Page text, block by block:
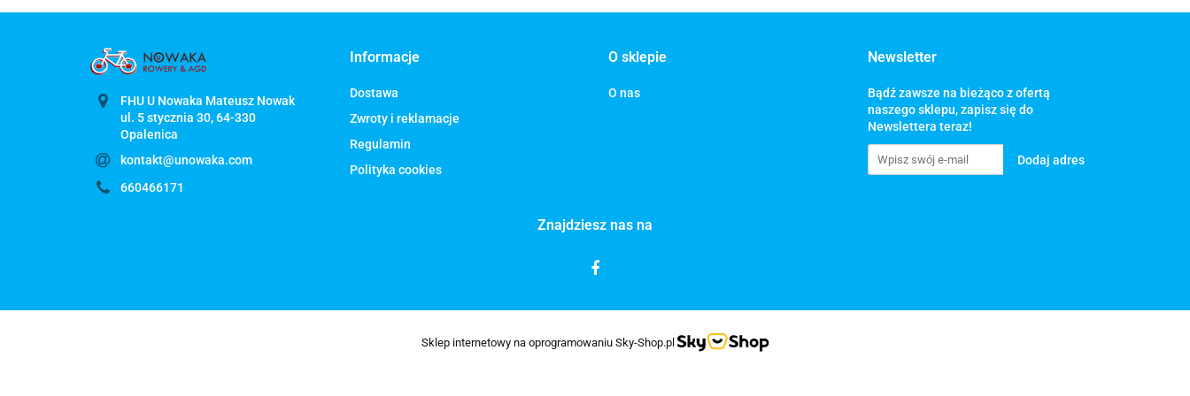
FHU U Nowaka Mateusz Nowak
ul. 5 stycznia 30, 64-330
kontakt@unowaka.com
660466171
Informacje
Dostawa
Zwroty i reklamacje
Regulamin
Polityka cookies
O sklepie
O nas
Newsletter
Bądź zawsze na bieżąco z ofertą
naszego sklepu, zapisz się do
Newslettera teraz!
Znajdziesz nas na
Sklep internetowy na oprogramowaniu Sky-Shop.pl